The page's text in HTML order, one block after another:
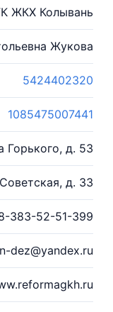
ЖКХ Колывань
Жукова
5424402320
1085475007441
Горького, д. 53
д. 33
383-52-51-399
dez@yandex.ru